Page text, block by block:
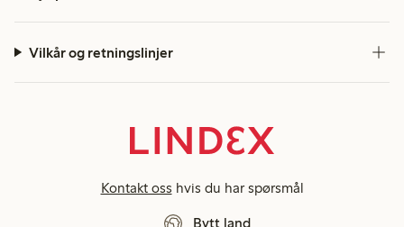
Vilkår og retningslinjer
Kontakt oss hvis du har spørsmål
Bytt land